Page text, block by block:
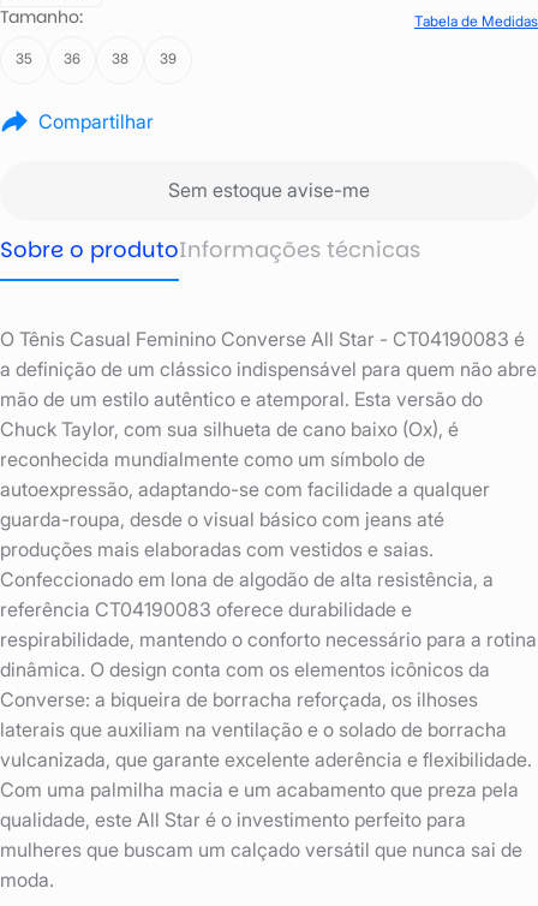
Tamanho: Tabela de Medidas
35 36 38 39
Compartilhar
Sem estoque avise-me
Sobre o produtoInformações técnicas
O Tênis Casual Feminino Converse All Star - CT04190083 é
a definição de um clássico indispensável para quem não abre
mão de um estilo autêntico e atemporal. Esta versão do
Chuck Taylor, com sua silhueta de cano baixo (Ox), é
reconhecida mundialmente como um símbolo de
autoexpressão, adaptando-se com facilidade a qualquer
guarda-roupa, desde o visual básico com jeans até
produções mais elaboradas com vestidos e saias.
Confeccionado em lona de algodão de alta resistência, a
referência CT04190083 oferece durabilidade e
respirabilidade, mantendo o conforto necessário para a rotina
dinâmica. O design conta com os elementos icônicos da
Converse: a biqueira de borracha reforçada, os ilhoses
laterais que auxiliam na ventilação e o solado de borracha
vulcanizada, que garante excelente aderência e flexibilidade.
Com uma palmilha macia e um acabamento que preza pela
qualidade, este All Star é o investimento perfeito para
mulheres que buscam um calçado versátil que nunca sai de
moda.